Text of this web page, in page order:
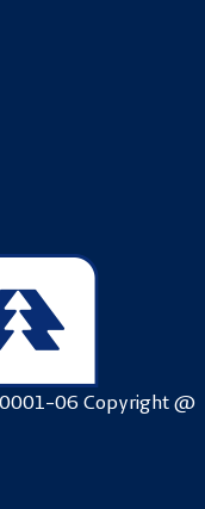
0001-06 Copyright @